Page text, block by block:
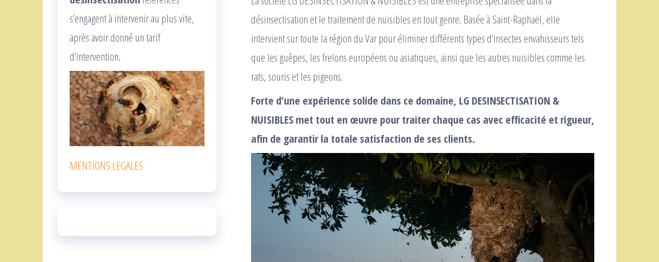
désinsectisation et le traitement de nuisibles en tout genre. Basée à Saint-Raphaël, elle
intervient sur toute la région du Var pour éliminer différents types d’insectes envahisseurs tels
que les guêpes, les frelons européens ou asiatiques, ainsi que les autres nuisibles comme les
rats, souris et les pigeons.
Forte d’une expérience solide dans ce domaine, LG DESINSECTISATION &
NUISIBLES met tout en œuvre pour traiter chaque cas avec efficacité et rigueur,
afin de garantir la totale satisfaction de ses clients.
s’engagent à intervenir au plus vite,
après avoir donné un tarif
d’intervention.
MENTIONS LEGALES